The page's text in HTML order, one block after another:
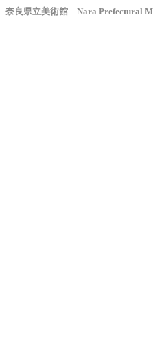
奈良県立美術館 Nara Prefectural